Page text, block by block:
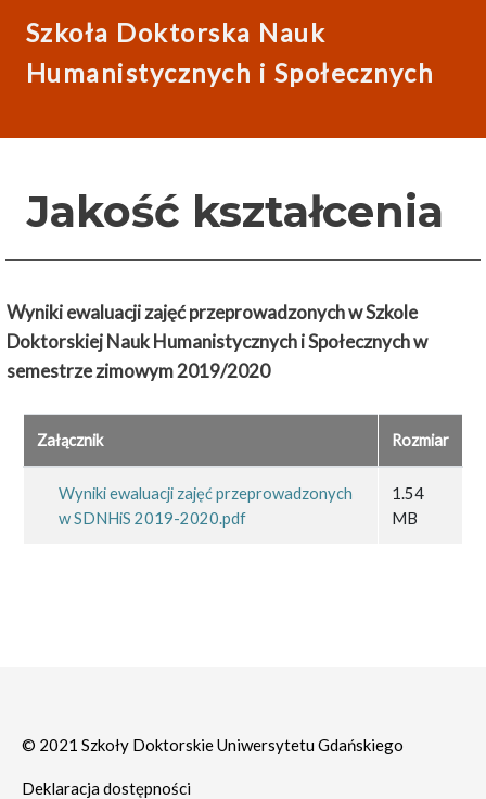
Szkoła Doktorska Nauk
Humanistycznych i Społecznych
Jakość kształcenia
Wyniki ewaluacji zajęć przeprowadzonych w Szkole
Doktorskiej Nauk Humanistycznych i Społecznych w
semestrze zimowym 2019/2020
Załącznik Rozmiar
Wyniki ewaluacji zajęć przeprowadzonych
w SDNHiS 2019-2020.pdf
1.54
MB
© 2021 Szkoły Doktorskie Uniwersytetu Gdańskiego
Deklaracja dostępności